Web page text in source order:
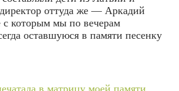
оттуда же — Аркадий
с которым мы по вечерам
оставшуюся в памяти песенку
в матрицу моей памяти